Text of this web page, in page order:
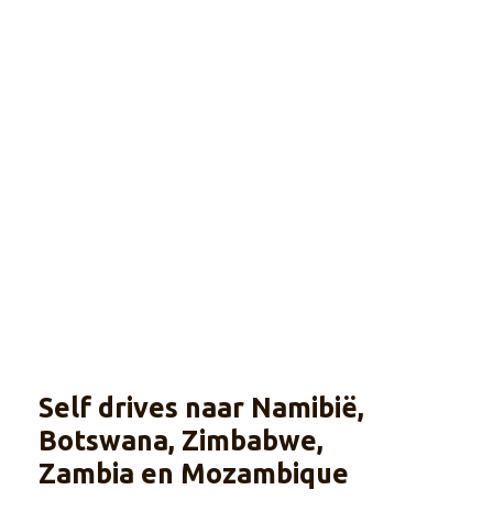
Self drives naar Namibië,
Botswana, Zimbabwe,
Zambia en Mozambique